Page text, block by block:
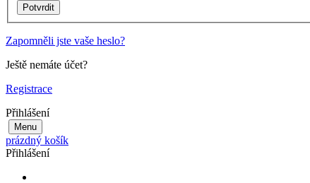
Zapomněli jste vaše heslo?
Ještě nemáte účet?
Registrace
Přihlášení
Menu
prázdný košík
Přihlášení